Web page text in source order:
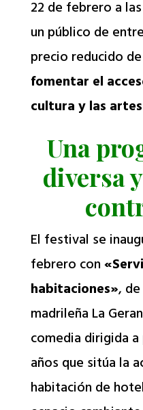
22 de febrero a
un público de
precio reducido
fomentar el
cultura y las
Una
diversa
El festival se
febrero con
habitaciones»,
madrileña La
comedia dirigida
años que sitúa la
habitación de